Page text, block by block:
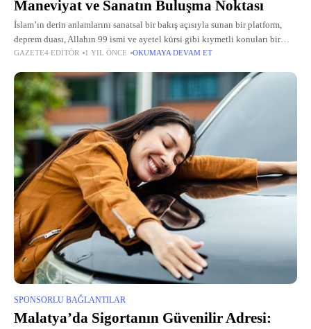
Maneviyat ve Sanatın Buluşma Noktası
İslam’ın derin anlamlarını sanatsal bir bakış açısıyla sunan bir platform,
deprem duası, Allahın 99 ismi ve ayetel kürsi gibi kıymetli konuları bir
araya getiriyor. Bu site, duaların Türkçe anlamlarından Arapça
GAZETE4 EDITÖR 1 YIL ÖNCE OKUMAYA DEVAM ET
SPONSORLU BAĞLANTILAR
Malatya’da Sigortanın Güvenilir Adresi: